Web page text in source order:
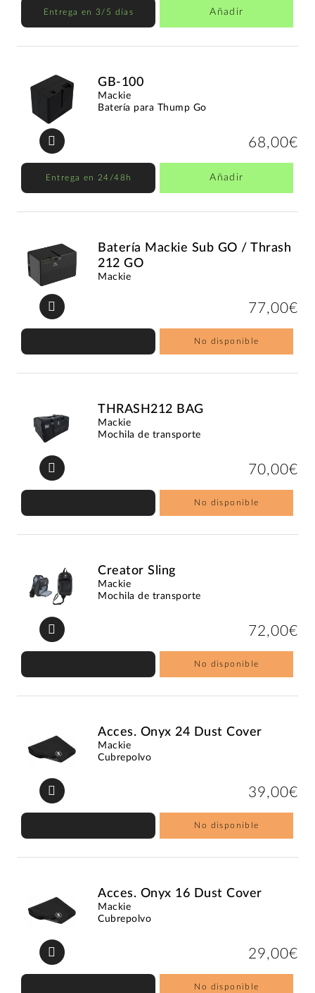
Entrega en 3/5 días Añadir
GB-100
Mackie
Batería para Thump Go
68,00€
Entrega en 24/48h Añadir
Batería Mackie Sub GO / Thrash
212 GO
Mackie
77,00€
No disponible
THRASH212 BAG
Mackie
Mochila de transporte
70,00€
No disponible
Creator Sling
Mackie
Mochila de transporte
72,00€
No disponible
Acces. Onyx 24 Dust Cover
Mackie
Cubrepolvo
39,00€
No disponible
Acces. Onyx 16 Dust Cover
Mackie
Cubrepolvo
29,00€
No disponible